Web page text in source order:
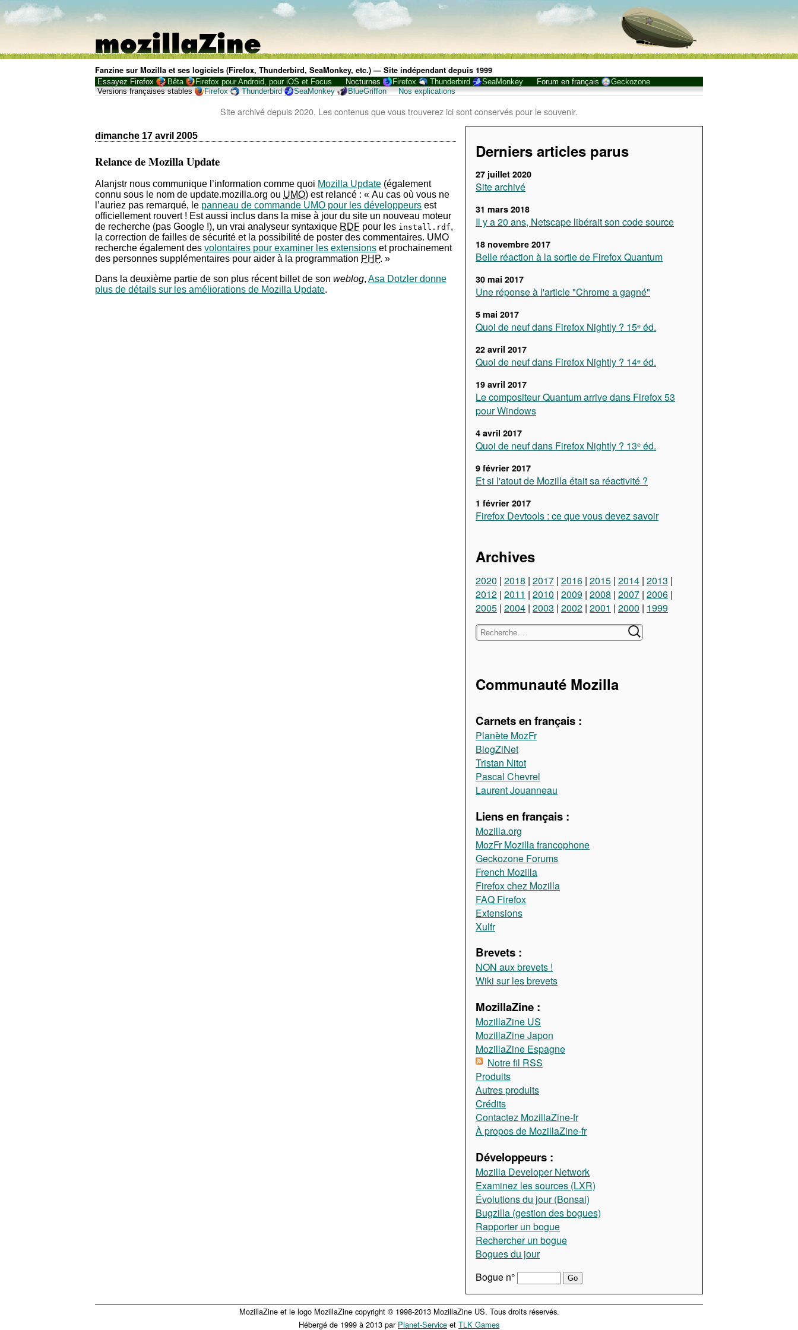
Fanzine sur Mozilla et ses logiciels (Firefox, Thunderbird, SeaMonkey, etc.) — Site indépendant depuis 1999
Essayez Firefox Bêta Firefox pour Android, pour iOS et Focus Nocturnes Firefox Thunderbird SeaMonkey Forum en français
Geckozone
Versions françaises stables
Firefox Thunderbird SeaMonkey BlueGriffon Nos explications
Site archivé depuis 2020. Les contenus que vous trouverez ici sont conservés pour le souvenir.
Derniers articles parus
27 juillet 2020
Site archivé
31 mars 2018
Il y a 20 ans, Netscape libérait son code source
18 novembre 2017
Belle réaction à la sortie de Firefox Quantum
30 mai 2017
Une réponse à l'article "Chrome a gagné"
5 mai 2017
Quoi de neuf dans Firefox Nightly ? 15ᵉ éd.
22 avril 2017
Quoi de neuf dans Firefox Nightly ? 14ᵉ éd.
19 avril 2017
Le compositeur Quantum arrive dans Firefox 53
pour Windows
4 avril 2017
Quoi de neuf dans Firefox Nightly ? 13ᵉ éd.
9 février 2017
Et si l'atout de Mozilla était sa réactivité ?
1 février 2017
Firefox Devtools : ce que vous devez savoir
Archives
2020 2018 2017 2016 2015 2014 2013
2012 2011 2010 2009 2008 2007 2006
2005 2004 2003 2002 2001 2000 1999
Communauté Mozilla
Carnets en français :
Planète MozFr
BlogZiNet
Tristan Nitot
Pascal Chevrel
Laurent Jouanneau
Liens en français :
Mozilla.org
MozFr Mozilla francophone
Geckozone Forums
French Mozilla
Firefox chez Mozilla
FAQ Firefox
Extensions
Xulfr
Brevets :
NON aux brevets !
Wiki sur les brevets
MozillaZine :
MozillaZine US
MozillaZine Japon
MozillaZine Espagne
Notre fil RSS
Produits
Autres produits
Crédits
Contactez MozillaZine-fr
À propos de MozillaZine-fr
Développeurs :
Mozilla Developer Network
Examinez les sources (LXR)
Évolutions du jour (Bonsai)
Bugzilla (gestion des bogues)
Rapporter un bogue
Rechercher un bogue
Bogues du jour
Bogue n°
dimanche 17 avril 2005
Relance de Mozilla Update
Alanjstr nous communique l’information comme quoi Mozilla Update (également
connu sous le nom de update.mozilla.org ou UMO) est relancé : « Au cas où vous ne
l’auriez pas remarqué, le panneau de commande UMO pour les développeurs est
officiellement rouvert ! Est aussi inclus dans la mise à jour du site un nouveau moteur
de recherche (pas Google !), un vrai analyseur syntaxique RDF pour les install.rdf,
la correction de failles de sécurité et la possibilité de poster des commentaires. UMO
recherche également des volontaires pour examiner les extensions et prochainement
des personnes supplémentaires pour aider à la programmation PHP. »
Dans la deuxième partie de son plus récent billet de son weblog, Asa Dotzler donne
plus de détails sur les améliorations de Mozilla Update.
MozillaZine et le logo MozillaZine copyright © 1998-2013 MozillaZine US. Tous droits réservés.
Hébergé de 1999 à 2013 par Planet-Service et TLK Games